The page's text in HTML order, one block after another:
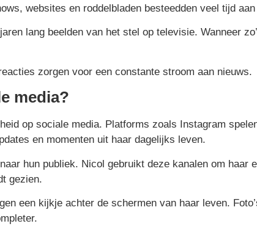
websites en roddelbladen besteedden veel tijd
lang beelden van het stel op televisie. Wanneer
zorgen voor een constante stroom aan nieuws.
media?
op sociale media. Platforms zoals Instagram
en momenten uit haar dagelijks leven.
hun publiek. Nicol gebruikt deze kanalen om haar
gezien.
een kijkje achter de schermen van haar leven.